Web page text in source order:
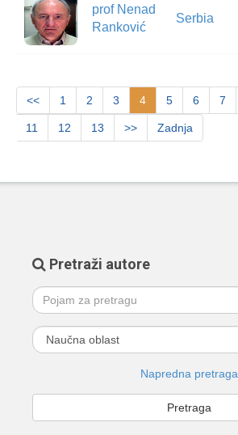
prof Nenad
Ranković
Serbia
<< 1 2 3 4 5 6 7
11 12 13 >> Zadnja
Pretraži autore
Napredna pretraga